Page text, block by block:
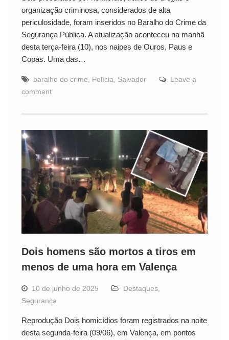
organização criminosa, considerados de alta
periculosidade, foram inseridos no Baralho do Crime da
Segurança Pública. A atualização aconteceu na manhã
desta terça-feira (10), nos naipes de Ouros, Paus e
Copas. Uma das…
baralho do crime, Polícia, Salvador
Leave a
comment
Dois homens são mortos a tiros em
menos de uma hora em Valença
10 de junho de 2025 Destaques,
Segurança
Reprodução Dois homicídios foram registrados na noite
desta segunda-feira (09/06), em Valença, em pontos